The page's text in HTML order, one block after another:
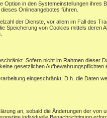
in den Systemeinstellungen
Onlineangebotes führen.
der Dienste, vor allem im Fall des
Speicherung von Cookies mittels deren
Sofern nicht im Rahmen dieser
gesetzlichen Aufbewahrungspflichten
eingeschränkt. D.h. die Daten
an, sobald die Änderungen der von